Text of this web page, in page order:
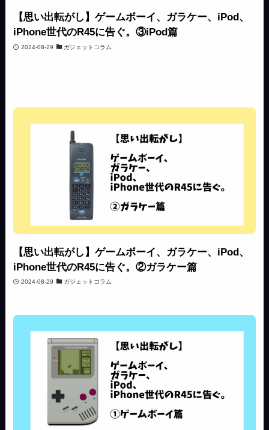
【思い出転がし】ゲームボーイ、ガラケー、iPod、
iPhone世代のR45に告ぐ。③iPod篇
2024-08-29 ガジェットコラム
【思い出転がし】ゲームボーイ、ガラケー、iPod、
iPhone世代のR45に告ぐ。②ガラケー篇
2024-08-29 ガジェットコラム